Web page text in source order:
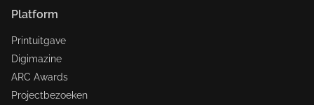
Platform
Printuitgave
Digimazine
ARC Awards
Projectbezoeken